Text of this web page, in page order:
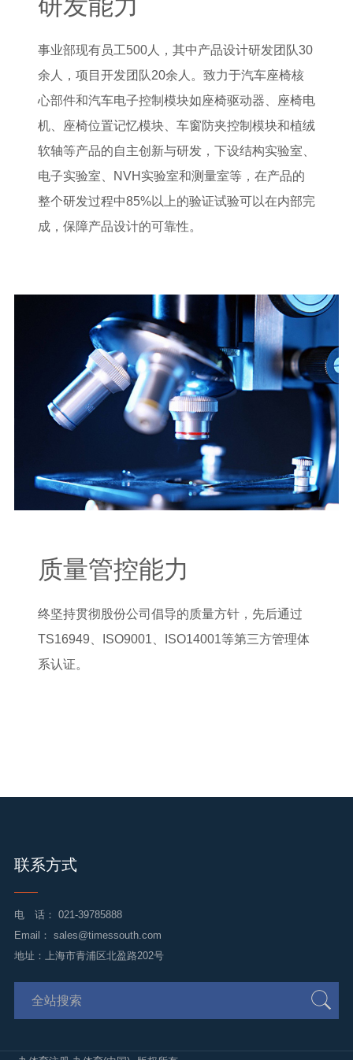
事业部现有员工500人，其中产品设计研发团队30
余人，项目开发团队20余人。致力于汽车座椅核
心部件和汽车电子控制模块如座椅驱动器、座椅电
机、座椅位置记忆模块、车窗防夹控制模块和植绒
软轴等产品的自主创新与研发，下设结构实验室、
电子实验室、NVH实验室和测量室等，在产品的
整个研发过程中85%以上的验证试验可以在内部完
成，保障产品设计的可靠性。
质量管控能力
终坚持贯彻股份公司倡导的质量方针，先后通过
TS16949、ISO9001、ISO14001等第三方管理体
系认证。
联系方式
电 话： 021-39785888
Email： sales@timessouth.com
地址：上海市青浦区北盈路202号